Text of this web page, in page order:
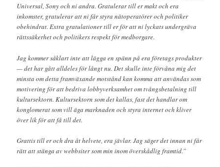
Universal, Sony och ni andra. Gratulerar till er makt och era
inkomster, gratulerar att ni får styra nätoperatörer och politiker
obehindrat. Extra gratulationer till er för att ni lyckats undergräva
rättssäkerhet och politikers respekt för medborgare.
Jag kommer såklart inte att lägga en spänn på era företags produkter
— det har gått alldeles för långt nu. Det skulle inte förvåna mig det
minsta om detta framväxande motstånd kan komma att användas som
motivering för att bedriva lobbyverksamhet om tvångsbetalning till
kultursektorn. Kultursektorn som det kallas, fast det handlar om
konglomerat som vill äga marknaden och styra internet och kliver
över lik för att få till det.
Grattis till er och dra åt helvete, era jävlar. Jag säger det innan ni får
rätt att stänga av webbsiter som min inom överskådlig framtid.”